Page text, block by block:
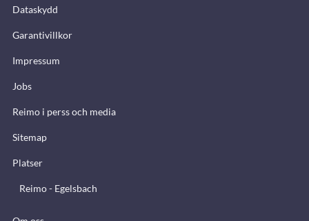
Dataskydd
Garantivillkor
Impressum
Jobs
Reimo i perss och media
Sitemap
Platser
Reimo - Egelsbach